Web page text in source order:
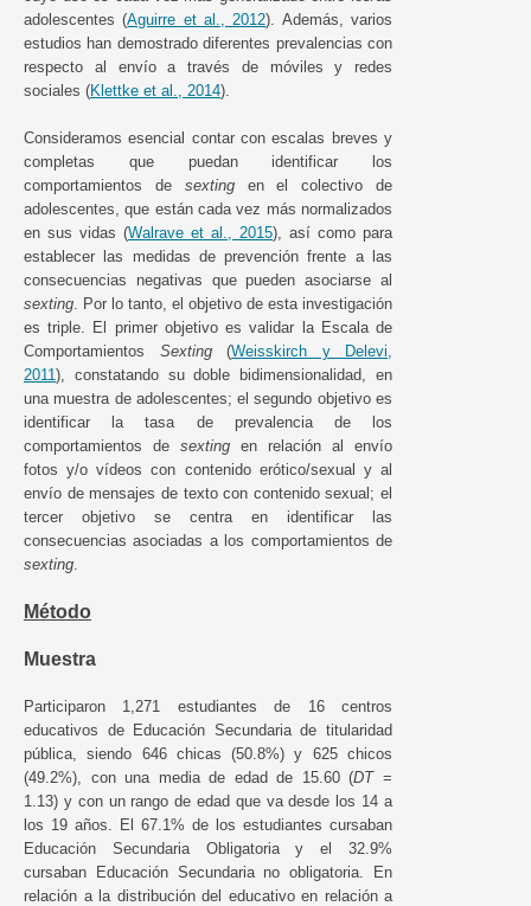
adolescentes (Aguirre et al., 2012). Además, varios
estudios han demostrado diferentes prevalencias con
respecto al envío a través de móviles y redes
sociales (Klettke et al., 2014).
Consideramos esencial contar con escalas breves y
completas que puedan identificar los
comportamientos de sextingen el colectivo de
adolescentes, que están cada vez más normalizados
en sus vidas (Walrave et al., 2015), así como para
establecer las medidas de prevención frente a las
consecuencias negativas que pueden asociarse al
sexting . Por lo tanto, el objetivo de esta investigación
es triple. El primer objetivo es validar la Escala de
Comportamientos Sexting(Weisskirch y Delevi,
2011), constatando su doble bidimensionalidad, en
una muestra de adolescentes; el segundo objetivo es
identificar la tasa de prevalencia de los
comportamientos de sexting en relación al envío
fotos y/o vídeos con contenido erótico/sexual y al
envío de mensajes de texto con contenido sexual; el
tercer objetivo se centra en identificar las
consecuencias asociadas a los comportamientos de
sexting
Método
Muestra
Participaron 1,271 estudiantes de 16 centros
educativos de Educación Secundaria de titularidad
pública, siendo 646 chicas (50.8%) y 625 chicos
(49.2%), con una media de edad de 15.60 (DT=
1.13) y con un rango de edad que va desde los 14 a
los 19 años. El 67.1% de los estudiantes cursaban
Educación Secundaria Obligatoria y el 32.9%
cursaban Educación Secundaria no obligatoria. En
relación a la distribución del educativo en relación a